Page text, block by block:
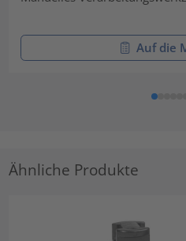
Auf die
Ähnliche Produkte